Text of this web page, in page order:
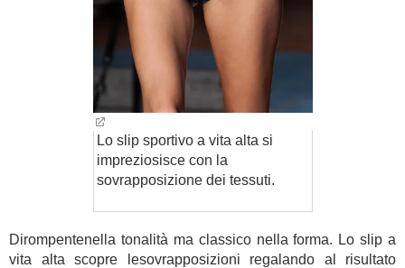
Lo slip sportivo a vita alta si
impreziosisce con la
sovrapposizione dei tessuti.
Dirompentenella tonalità ma classico nella forma. Lo slip a
vita alta scopre lesovrapposizioni regalando al risultato